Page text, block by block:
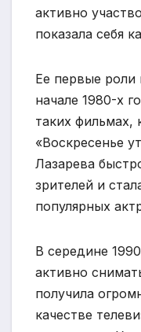
активно
показала себя
Ее первые
начале 1980-х
таких фильмах,
«Воскресенье
Лазарева
зрителей и
популярных
В середине
активно
получила
качестве